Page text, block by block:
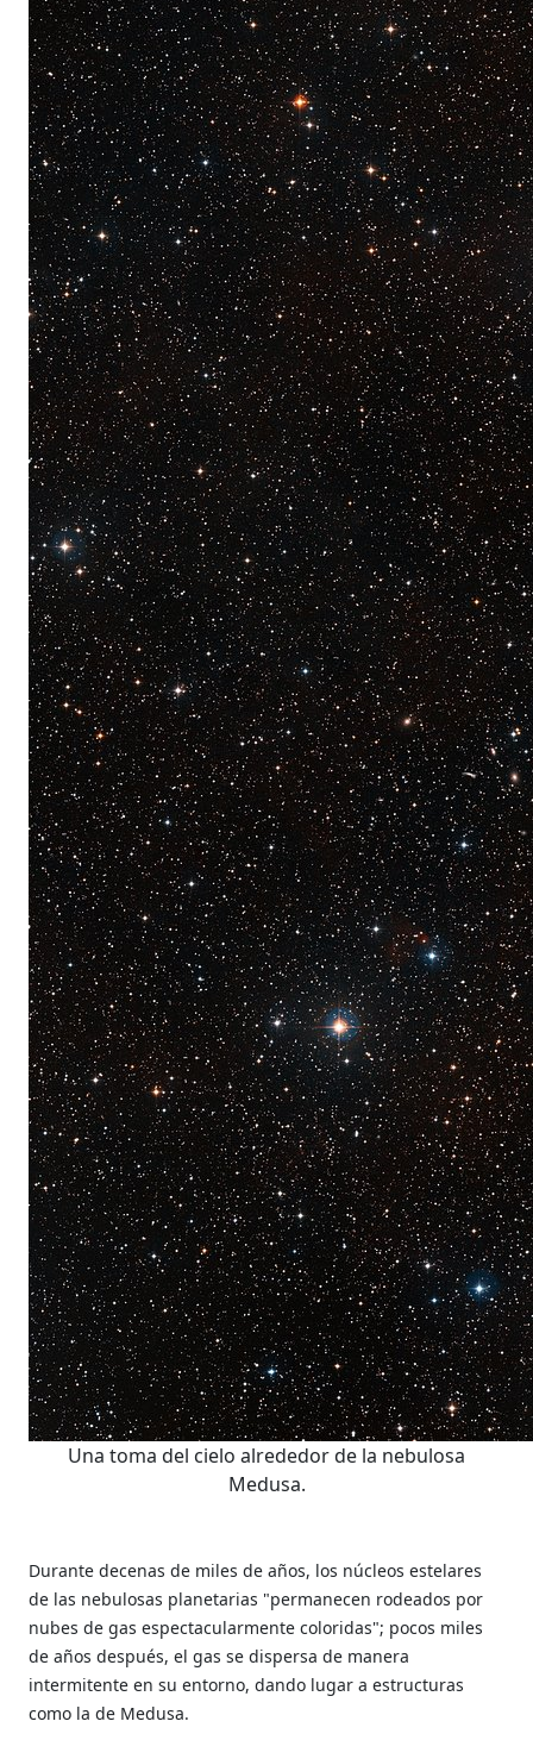
Una toma del cielo alrededor de la nebulosa
Medusa.
Durante decenas de miles de años, los núcleos estelares
de las nebulosas planetarias "permanecen rodeados por
nubes de gas espectacularmente coloridas"; pocos miles
de años después, el gas se dispersa de manera
intermitente en su entorno, dando lugar a estructuras
como la de Medusa.